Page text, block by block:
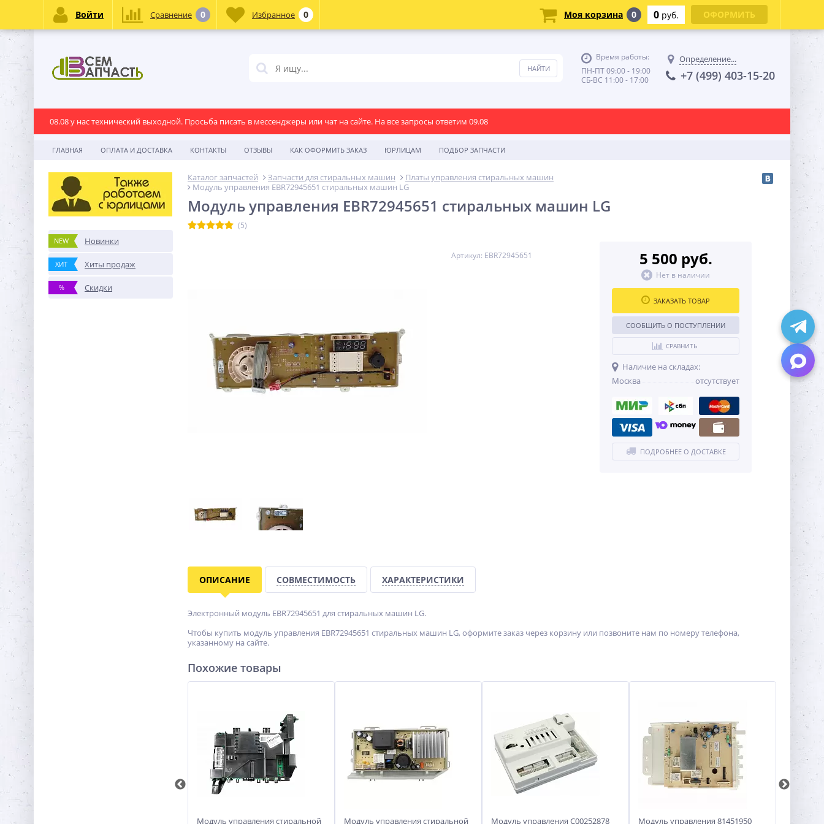
Время работы:
ПН-ПТ 09:00 - 19:00
СБ-ВС 11:00 - 17:00
Определение...
+7 (499) 403-15-20
08.08 у нас технический выходной. Просьба писать в мессенджеры или чат на сайте. На все запросы ответим 09.08
ГЛАВНАЯ ОПЛАТА И ДОСТАВКА КОНТАКТЫ ОТЗЫВЫ КАК ОФОРМИТЬ ЗАКАЗ ЮРЛИЦАМ ПОДБОР ЗАПЧАСТИ
NEW Новинки
ХИТ Хиты продаж
% Скидки
Каталог запчастей Запчасти для стиральных машин
Платы управления стиральных машин
Модуль управления EBR72945651 стиральных машин LG
Модуль управления EBR72945651 стиральных машин LG
(5)
Артикул: EBR72945651 5 500 руб.
Нет в наличии
ЗАКАЗАТЬ ТОВАР
СООБЩИТЬ О ПОСТУПЛЕНИИ
СРАВНИТЬ
Наличие на складах:
Москва
отсутствует
ПОДРОБНЕЕ О ДОСТАВКЕ
ОПИСАНИЕ СОВМЕСТИМОСТЬ ХАРАКТЕРИСТИКИ
Электронный модуль EBR72945651 для стиральных машин LG.
Чтобы купить модуль управления EBR72945651 стиральных машин LG, оформите заказ через корзину или позвоните нам по номеру телефона,
указанному на сайте.
Похожие товары
Модуль управления стиральной
Модуль управления стиральной
Модуль управления C00252878
Модуль управления 81451950
Войти Сравнение 0 Избранное 0 Моя корзина 0 0 руб. ОФОРМИТЬ